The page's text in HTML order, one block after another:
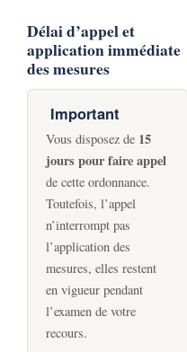
Délai d’appel et
application immédiate
des mesures
Important
Vous disposez de 15
jours pour faire appel
de cette ordonnance.
Toutefois, l’appel
n’interrompt pas
l’application des
mesures, elles restent
en vigueur pendant
l’examen de votre
recours.